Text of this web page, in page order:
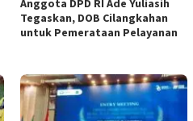
Tegaskan, DOB Cilangkahan
untuk Pemerataan Pelayanan